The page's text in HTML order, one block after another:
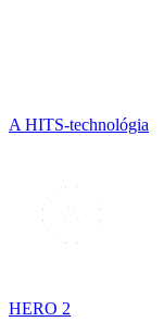
A HITS-technológia
HERO 2